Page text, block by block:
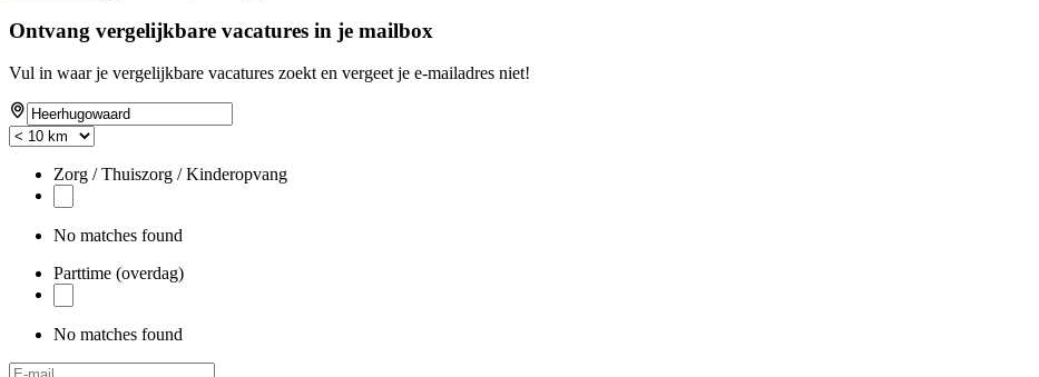
Ontvang vergelijkbare vacatures in je mailbox
Vul in waar je vergelijkbare vacatures zoekt en vergeet je e-mailadres niet!
Zorg / Thuiszorg / Kinderopvang
No matches found
Parttime (overdag)
No matches found